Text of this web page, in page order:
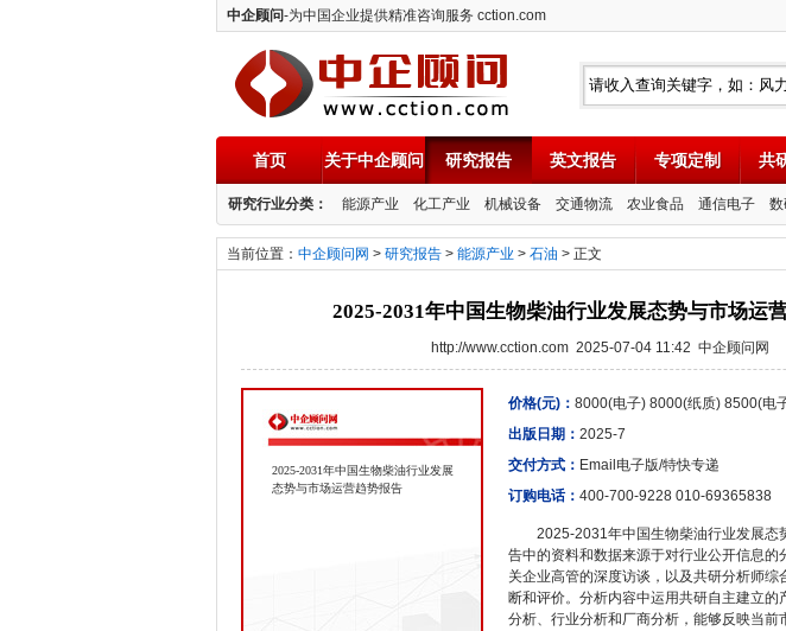
中企顾问-为中国企业提供精准咨询服务 cction.com
中企顾问
首页 关于中企顾问 研究报告 英文报告 专项定制 共
研究行业分类： 能源产业 化工产业 机械设备 交通物流 农业食品 通信电子
当前位置： 中企顾问网 > 研究报告 > 能源产业 > 石油 > 正文
2025-2031年中国生物柴油行业发展态势与市场运
http://www.cction.com 2025-07-04 11:42 中企顾问网
2025-2031年中国生物柴油行业发展
态势与市场运营趋势报告
价格(元)： 8000(电子) 8000(纸质) 8500(电
出版日期： 2025-7
交付方式： Email电子版/特快专递
订购电话： 400-700-9228 010-69365838
2025-2031年中国生物柴油行业发展态
告中的资料和数据来源于对行业公开信息的
关企业高管的深度访谈，以及共研分析师综
断和评价。分析内容中运用共研自主建立的
分析、行业分析和厂商分析，能够反映当前